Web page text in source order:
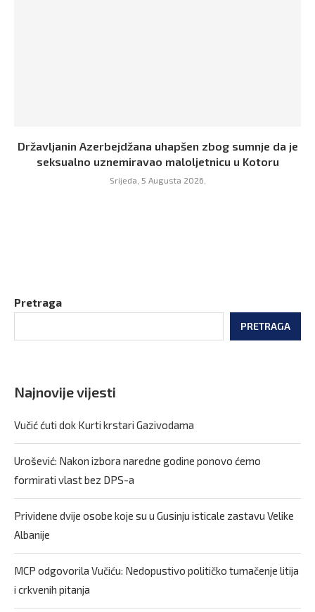
Državljanin Azerbejdžana uhapšen zbog sumnje da je
seksualno uznemiravao maloljetnicu u Kotoru
Srijeda, 5 Augusta 2026,
Pretraga
PRETRAGA
Najnovije vijesti
Vučić ćuti dok Kurti krstari Gazivodama
Urošević: Nakon izbora naredne godine ponovo ćemo
formirati vlast bez DPS-a
Prividene dvije osobe koje su u Gusinju isticale zastavu Velike
Albanije
MCP odgovorila Vučiću: Nedopustivo političko tumačenje litija
i crkvenih pitanja